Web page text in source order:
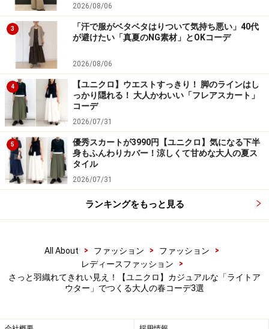
「ハリントンジャケット」​​（税込6990円）は、ショート
丈かつ身幅がゆったりとしたリラックスシルエットで、
日常使いにぴったりのジップアップアウター。ラグラン
スリーブで肩まわりにゆとりがあるため、羽織りやすい
デザインです。
ハリントンジャケットとは元々、英国でゴルフジャケッ
トとして開発された歴史を持つアイテム。カジュアルな
中に上品さが感じられ、メンズライクなおしゃれが好き
な女性にもおすすめです。
カラバリはブラック、写真のベージュ、オリーブの3色
展開。裏地がそれぞれ、表地のカラーに合わせたチェッ
いですね。
出典：StyleHint
2026/08/06
3
「汗で服がベタベタはりついて気持ち悪い」40代
が避けたい「真夏のNG素材」とOKコーデ
2026/08/06
4
【ユニクロ】ウエストすっきり！ 脚のラインはし
っかり隠れる！ 大人かわいい「フレアスカート」
コーデ
2026/07/31
5
優秀スカートが3990円【ユニクロ】気になる下半
身もふんわりカバー！涼しくて甘めな大人の夏ス
タイル
2026/07/31
ランキングをもっと見る
All About > ファッション > ファッション
>
レディースファッション
>
さっと羽織れてきれい見え！【ユニクロ】カジュアルな「ライトア
ウター」でつくる大人の春コーデ3選